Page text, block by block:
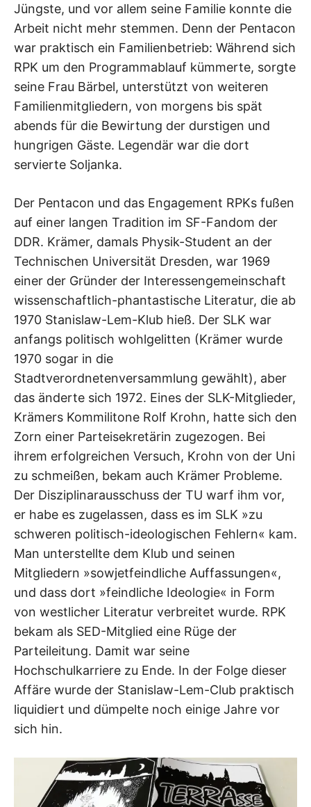
Jüngste, und vor allem seine Familie konnte die
Arbeit nicht mehr stemmen. Denn der Pentacon
war praktisch ein Familienbetrieb: Während sich
RPK um den Programmablauf kümmerte, sorgte
seine Frau Bärbel, unterstützt von weiteren
Familienmitgliedern, von morgens bis spät
abends für die Bewirtung der durstigen und
hungrigen Gäste. Legendär war die dort
servierte Soljanka.
Der Pentacon und das Engagement RPKs fußen
auf einer langen Tradition im SF-Fandom der
DDR. Krämer, damals Physik-Student an der
Technischen Universität Dresden, war 1969
einer der Gründer der Interessengemeinschaft
wissenschaftlich-phantastische Literatur, die ab
1970 Stanislaw-Lem-Klub hieß. Der SLK war
anfangs politisch wohlgelitten (Krämer wurde
1970 sogar in die
Stadtverordnetenversammlung gewählt), aber
das änderte sich 1972. Eines der SLK-Mitglieder,
Krämers Kommilitone Rolf Krohn, hatte sich den
Zorn einer Parteisekretärin zugezogen. Bei
ihrem erfolgreichen Versuch, Krohn von der Uni
zu schmeißen, bekam auch Krämer Probleme.
Der Disziplinarausschuss der TU warf ihm vor,
er habe es zugelassen, dass es im SLK »zu
schweren politisch-ideologischen Fehlern« kam.
Man unterstellte dem Klub und seinen
Mitgliedern »sowjetfeindliche Auffassungen«,
und dass dort »feindliche Ideologie« in Form
von westlicher Literatur verbreitet wurde. RPK
bekam als SED-Mitglied eine Rüge der
Parteileitung. Damit war seine
Hochschulkarriere zu Ende. In der Folge dieser
Affäre wurde der Stanislaw-Lem-Club praktisch
liquidiert und dümpelte noch einige Jahre vor
sich hin.